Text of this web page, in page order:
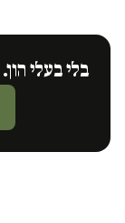
בלי בעלי